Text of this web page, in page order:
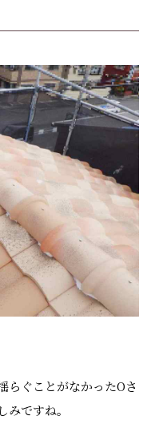
ぐことがなかったOさ
ですね。